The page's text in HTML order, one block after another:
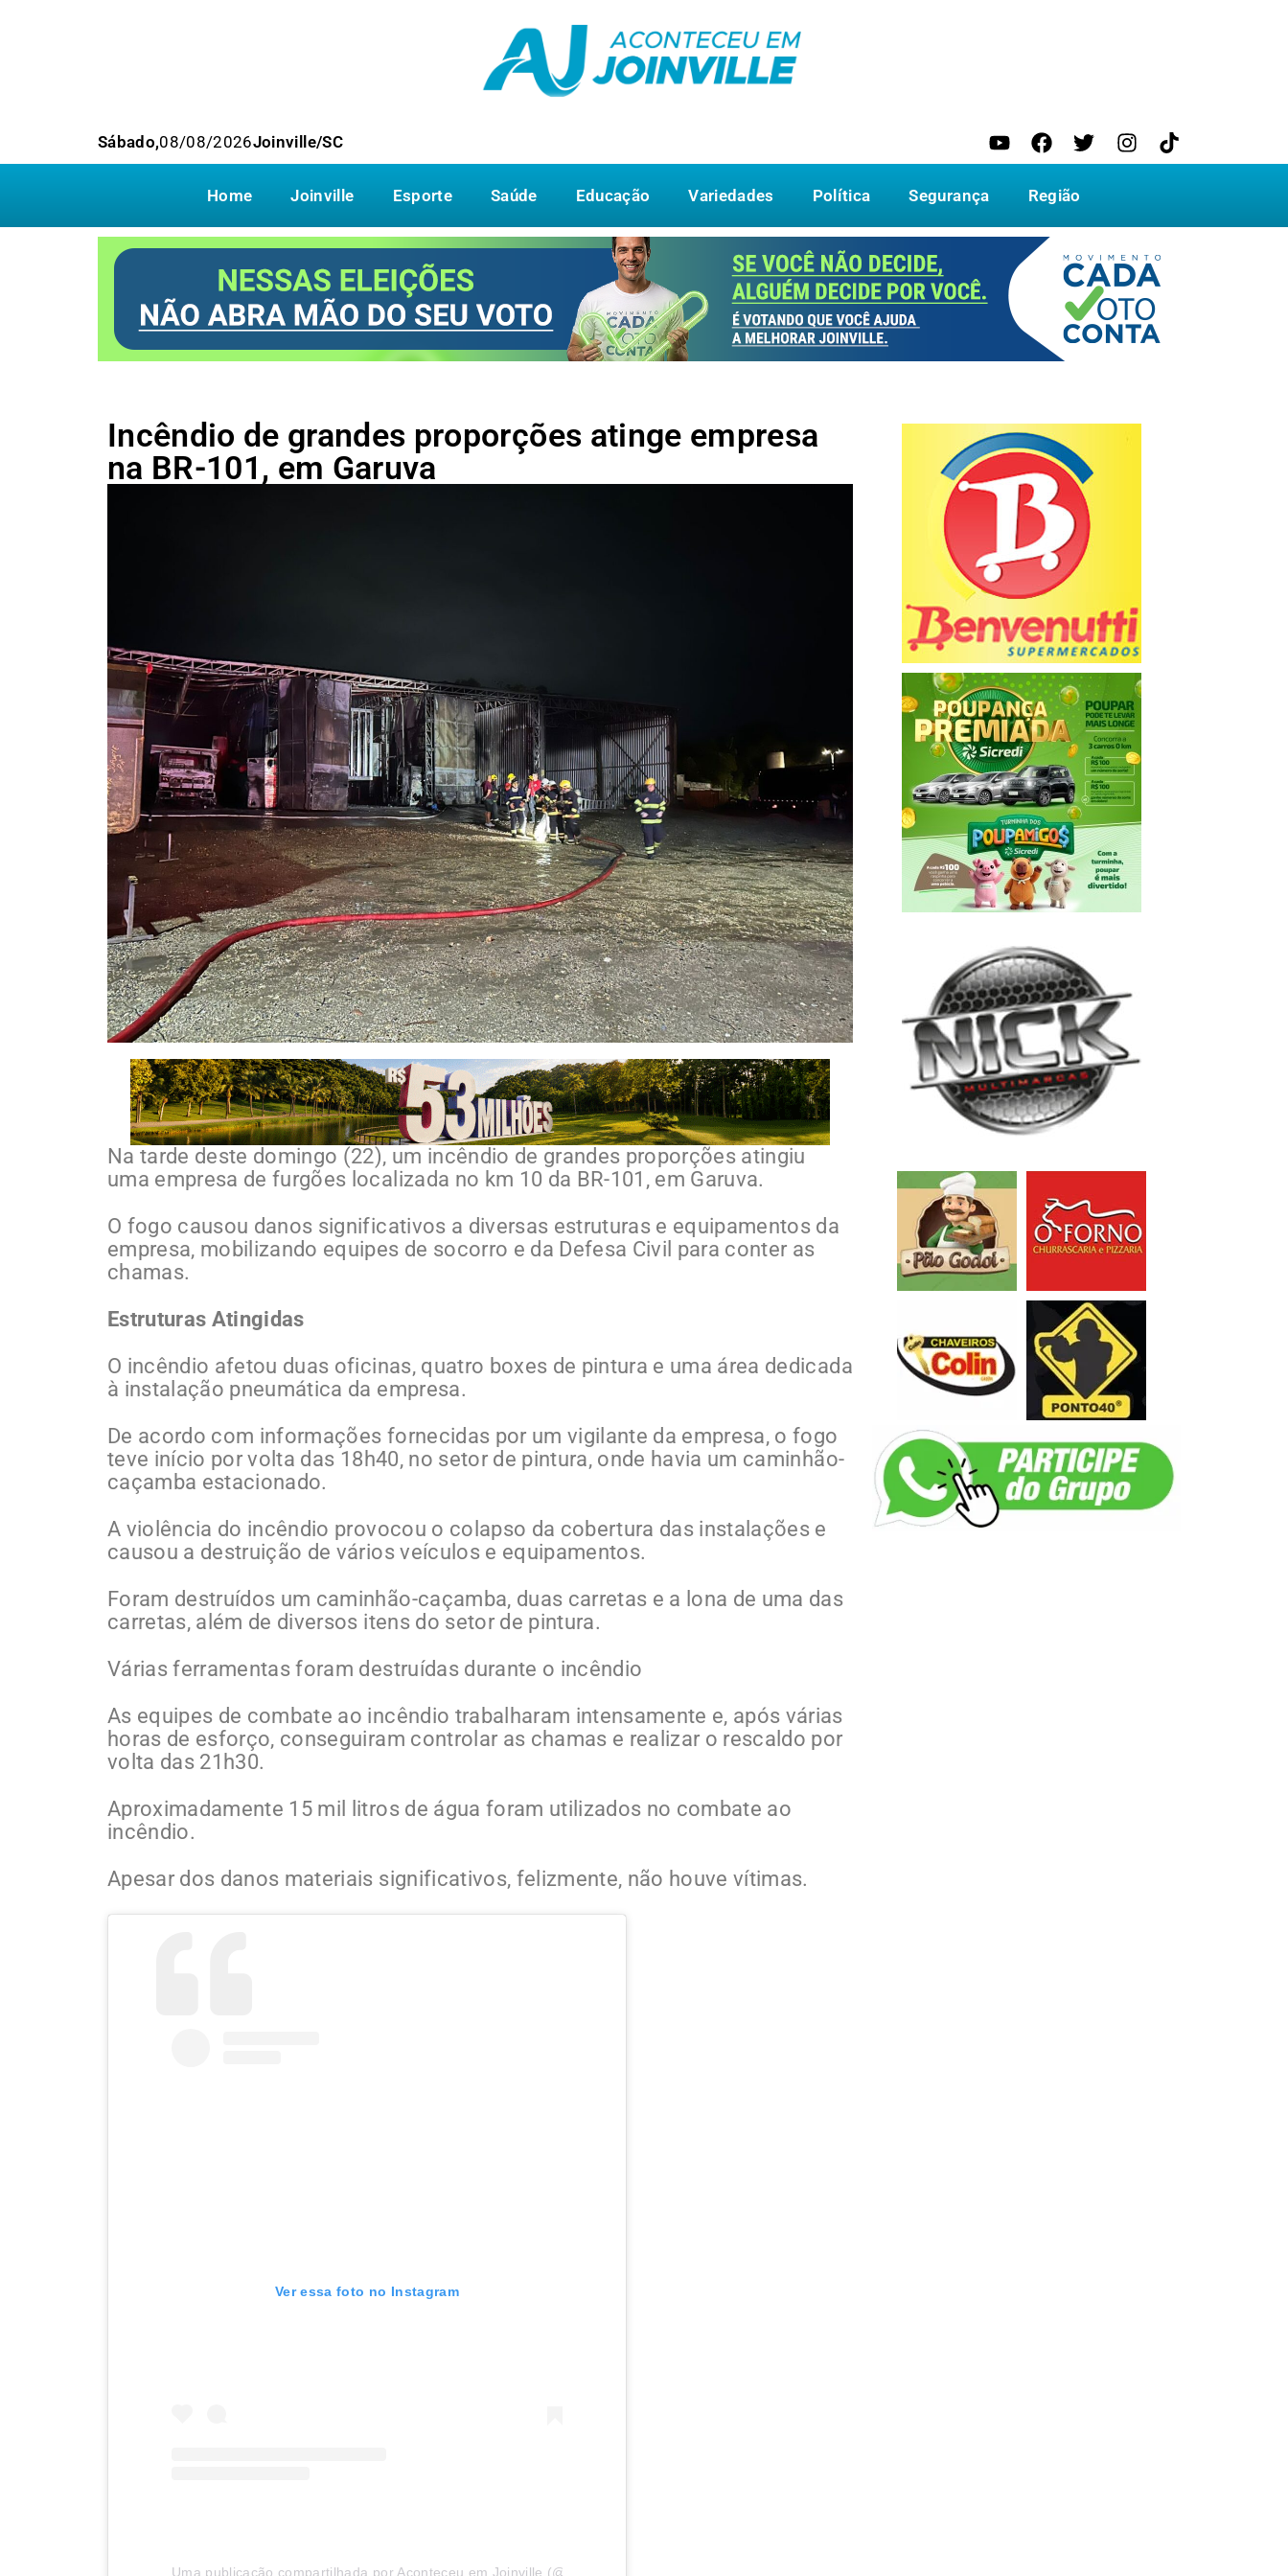
Sábado,08/08/2026Joinville/SC
Home Joinville Esporte Saúde Educação Variedades Política Segurança Região
Incêndio de grandes proporções atinge empresa
na BR-101, em Garuva
Na tarde deste domingo (22), um incêndio de grandes proporções atingiu
uma empresa de furgões localizada no km 10 da BR-101, em Garuva.
O fogo causou danos significativos a diversas estruturas e equipamentos da
empresa, mobilizando equipes de socorro e da Defesa Civil para conter as
chamas.
Estruturas Atingidas
O incêndio afetou duas oficinas, quatro boxes de pintura e uma área dedicada
à instalação pneumática da empresa.
De acordo com informações fornecidas por um vigilante da empresa, o fogo
teve início por volta das 18h40, no setor de pintura, onde havia um caminhão-
caçamba estacionado.
A violência do incêndio provocou o colapso da cobertura das instalações e
causou a destruição de vários veículos e equipamentos.
Foram destruídos um caminhão-caçamba, duas carretas e a lona de uma das
carretas, além de diversos itens do setor de pintura.
Várias ferramentas foram destruídas durante o incêndio
As equipes de combate ao incêndio trabalharam intensamente e, após várias
horas de esforço, conseguiram controlar as chamas e realizar o rescaldo por
volta das 21h30.
Aproximadamente 15 mil litros de água foram utilizados no combate ao
incêndio.
Apesar dos danos materiais significativos, felizmente, não houve vítimas.
Ver essa foto no Instagram
Uma publicação compartilhada por Aconteceu em Joinville (@aconteceuemjoinville)